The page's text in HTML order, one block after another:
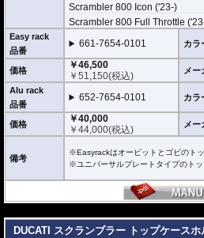
折りたたみタイプ Easy rack / イージーラッ
位置決めガイドが折りたたみ式のため、簡
ます。
トップケースを必要としないような、ちょっ
す。
固定タイプ Alu rack / アルラック
位置決めガイドがボルトで固定されたタイプ
リアとなります。
ケースを取り付けたまま使用することが多い
リーズナブルな価格も魅力。
その他、付属の取付用フレームなどは共通で
高耐久パウダー塗装仕上げ。
※写真のEasylackは位置決めガイドを折りた
イドを取り付けた状態です。
Scrambler 800 Icon ('23-)
Scrambler 800 Full Throttle
Easy rack
品番
661-7654-0101 カラ
価格
￥46,500
￥51,150(税込) メー
Alu rack
品番
652-7654-0101 カラ
価格
￥40,000
￥44,000(税込) メー
備考
※Easyrackはオービットとゴビのト
※ユニバーサルプレートタイプのトッ
DUCATI スクランブラー トップケース